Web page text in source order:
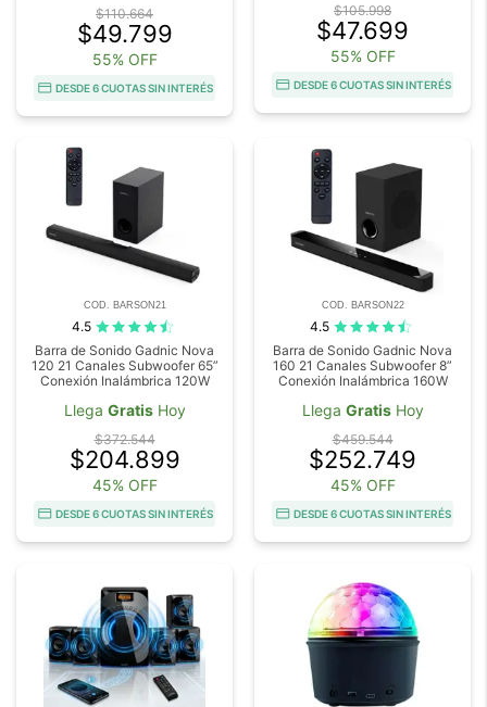
$110.664
$49.799
55% OFF
DESDE 6 CUOTAS SIN INTERÉS
$105.998
$47.699
55% OFF
DESDE 6 CUOTAS SIN INTERÉS
COD. BARSON21
4.5
Barra de Sonido Gadnic Nova
120 21 Canales Subwoofer 65”
Conexión Inalámbrica 120W
Llega GratisHoy
$372.544
$204.899
45% OFF
DESDE 6 CUOTAS SIN INTERÉS
COD. BARSON22
4.5
Barra de Sonido Gadnic Nova
160 21 Canales Subwoofer 8”
Conexión Inalámbrica 160W
Llega GratisHoy
$459.544
$252.749
45% OFF
DESDE 6 CUOTAS SIN INTERÉS